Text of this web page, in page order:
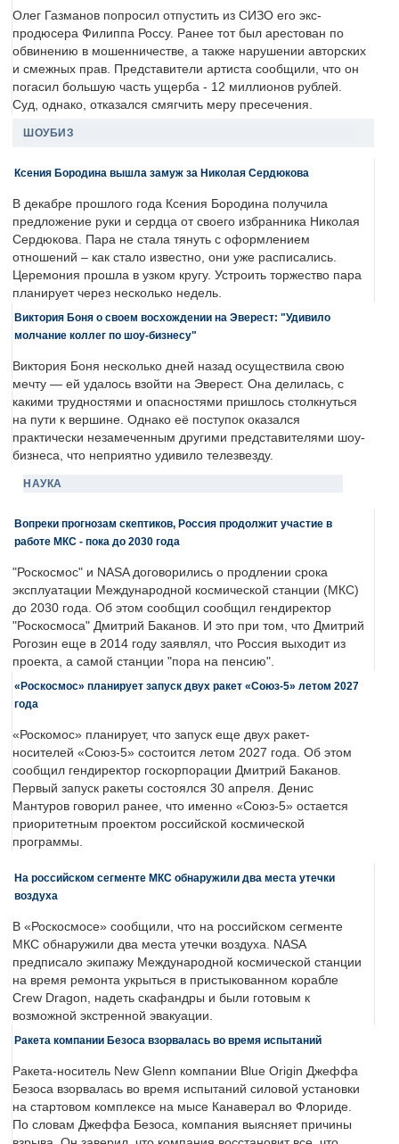
Олег Газманов попросил отпустить из СИЗО его экс-
продюсера Филиппа Россу. Ранее тот был арестован по
обвинению в мошенничестве, а также нарушении авторских
и смежных прав. Представители артиста сообщили, что он
погасил большую часть ущерба - 12 миллионов рублей.
Суд, однако, отказался смягчить меру пресечения.
ШОУБИЗ
Ксения Бородина вышла замуж за Николая Сердюкова
В декабре прошлого года Ксения Бородина получила
предложение руки и сердца от своего избранника Николая
Сердюкова. Пара не стала тянуть с оформлением
отношений – как стало известно, они уже расписались.
Церемония прошла в узком кругу. Устроить торжество пара
планирует через несколько недель.
Виктория Боня о своем восхождении на Эверест: "Удивило
молчание коллег по шоу-бизнесу"
Виктория Боня несколько дней назад осуществила свою
мечту — ей удалось взойти на Эверест. Она делилась, с
какими трудностями и опасностями пришлось столкнуться
на пути к вершине. Однако её поступок оказался
практически незамеченным другими представителями шоу-
бизнеса, что неприятно удивило телезвезду.
НАУКА
Вопреки прогнозам скептиков, Россия продолжит участие в
работе МКС - пока до 2030 года
"Роскосмос" и NASA договорились о продлении срока
эксплуатации Международной космической станции (МКС)
до 2030 года. Об этом сообщил сообщил гендиректор
"Роскосмоса" Дмитрий Баканов. И это при том, что Дмитрий
Рогозин еще в 2014 году заявлял, что Россия выходит из
проекта, а самой станции "пора на пенсию".
«Роскосмос» планирует запуск двух ракет «Союз-5» летом 2027
года
«Роскомос» планирует, что запуск еще двух ракет-
носителей «Союз-5» состоится летом 2027 года. Об этом
сообщил гендиректор госкорпорации Дмитрий Баканов.
Первый запуск ракеты состоялся 30 апреля. Денис
Мантуров говорил ранее, что именно «Союз-5» остается
приоритетным проектом российской космической
программы.
На российском сегменте МКС обнаружили два места утечки
воздуха
В «Роскосмосе» сообщили, что на российском сегменте
МКС обнаружили два места утечки воздуха. NASA
предписало экипажу Международной космической станции
на время ремонта укрыться в пристыкованном корабле
Crew Dragon, надеть скафандры и были готовым к
возможной экстренной эвакуации.
Ракета компании Безоса взорвалась во время испытаний
Ракета-носитель New Glenn компании Blue Origin Джеффа
Безоса взорвалась во время испытаний силовой установки
на стартовом комплексе на мысе Канаверал во Флориде.
По словам Джеффа Безоса, компания выясняет причины